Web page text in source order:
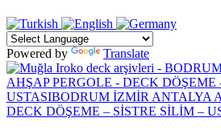
Powered by Translate